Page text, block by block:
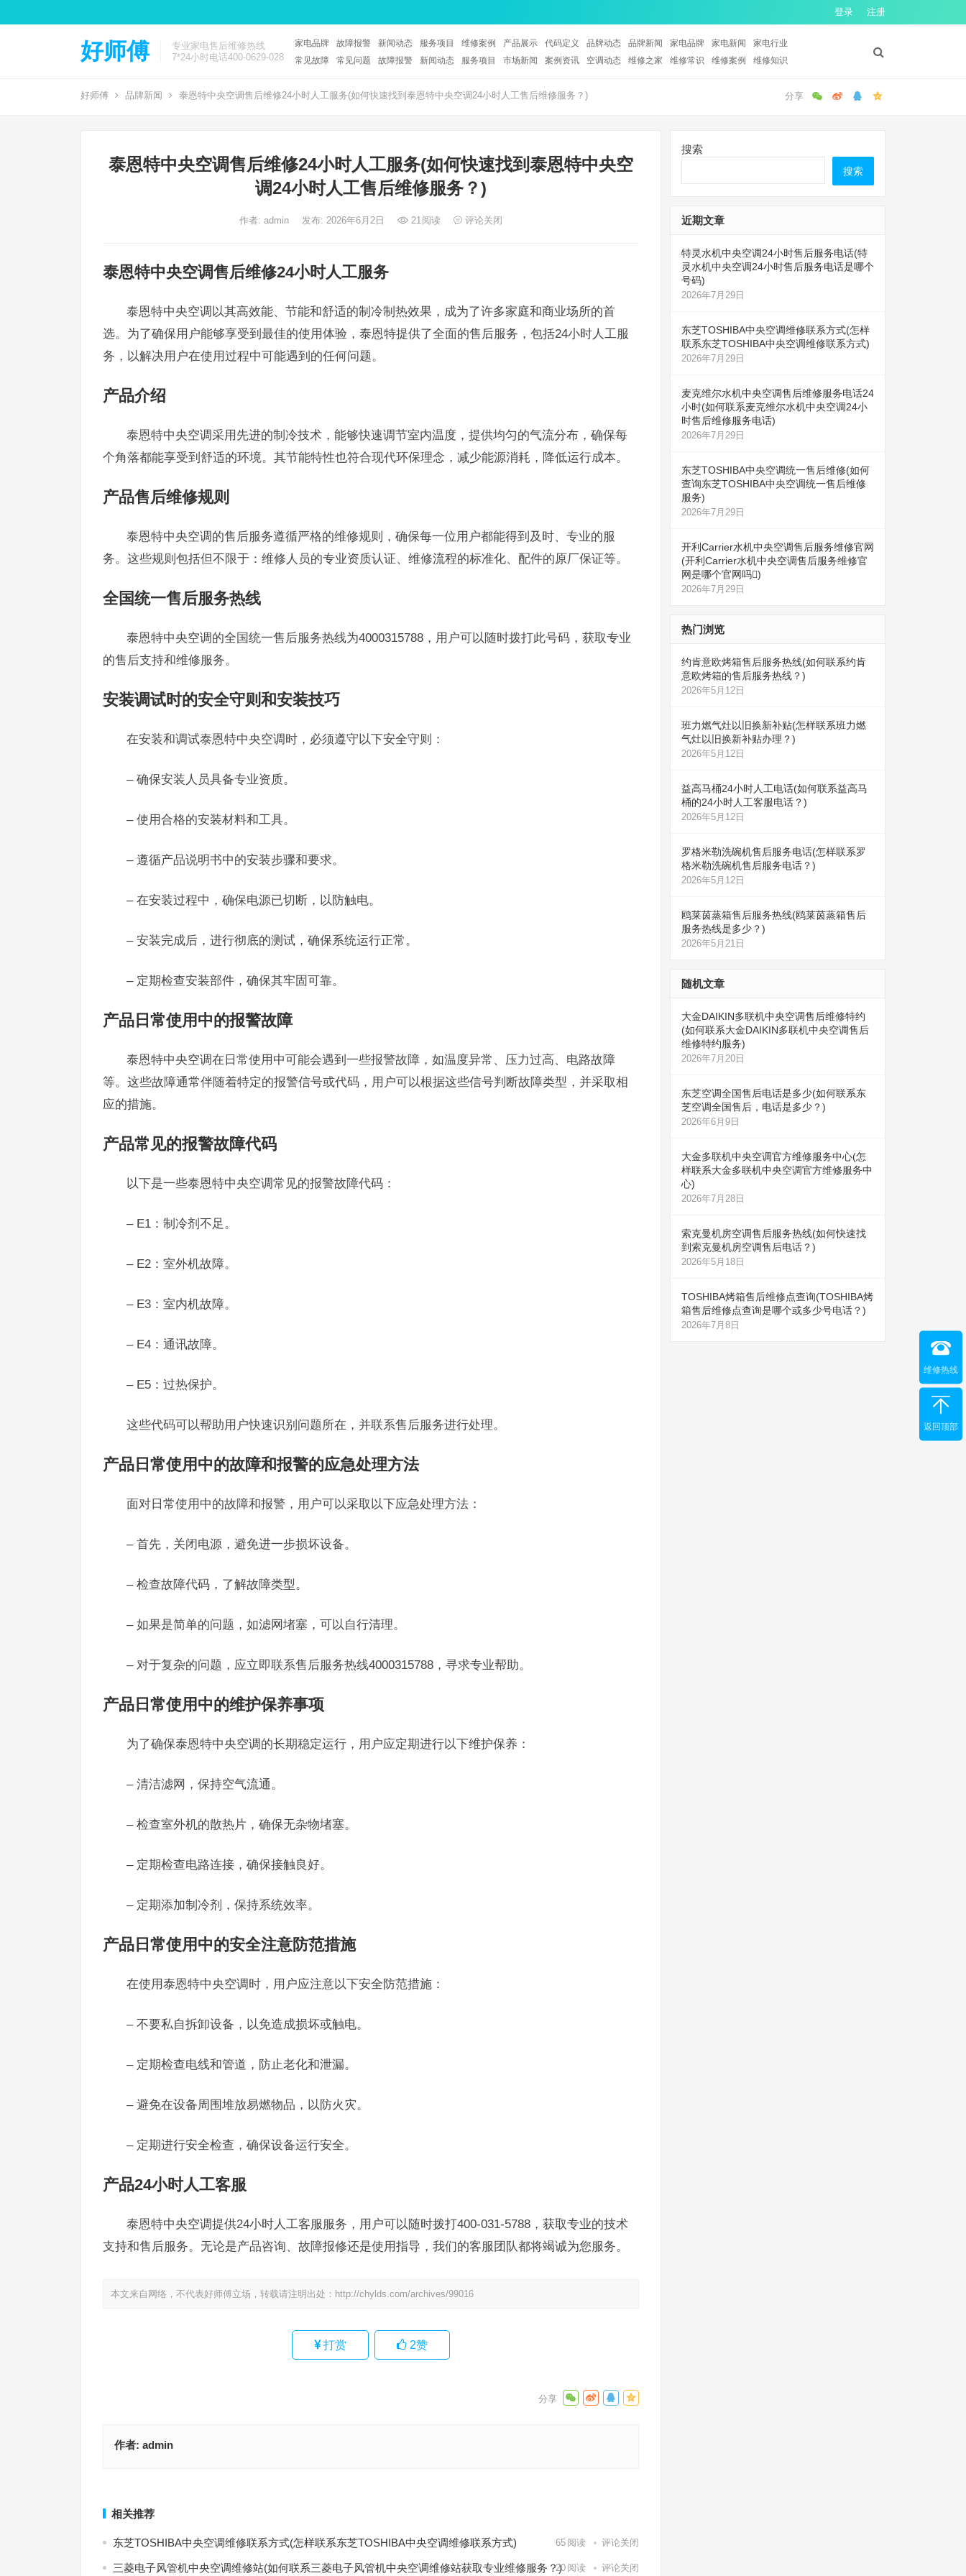
登录 注册
好师傅
专业家电售后维修热线
7*24小时电话400-0629-028
家电品牌 故障报警 新闻动态 服务项目 维修案例 产品展示 代码定义 品牌动态 品牌新闻 家电品牌 家电新闻
家电行业
常见故障
常见问题 故障报警 新闻动态 服务项目 市场新闻 案例资讯 空调动态 维修之家 维修常识 维修案例 维修知识
好师傅 品牌新闻 泰恩特中央空调售后维修24小时人工服务(如何快速找到泰恩特中央空调24小时人工售后维修服务？)
泰恩特中央空调售后维修24小时人工服务(如何快速找到泰恩特中央空
调24小时人工售后维修服务？)
作者: admin 发布: 2026年6月2日 21阅读 评论关闭
泰恩特中央空调售后维修24小时人工服务
泰恩特中央空调以其高效能、节能和舒适的制冷制热效果，成为了许多家庭和商业场所的首
选。为了确保用户能够享受到最佳的使用体验，泰恩特提供了全面的售后服务，包括24小时人工服
务，以解决用户在使用过程中可能遇到的任何问题。
产品介绍
泰恩特中央空调采用先进的制冷技术，能够快速调节室内温度，提供均匀的气流分布，确保每
个角落都能享受到舒适的环境。其节能特性也符合现代环保理念，减少能源消耗，降低运行成本。
产品售后维修规则
泰恩特中央空调的售后服务遵循严格的维修规则，确保每一位用户都能得到及时、专业的服
务。这些规则包括但不限于：维修人员的专业资质认证、维修流程的标准化、配件的原厂保证等。
全国统一售后服务热线
泰恩特中央空调的全国统一售后服务热线为4000315788，用户可以随时拨打此号码，获取专业
的售后支持和维修服务。
安装调试时的安全守则和安装技巧
在安装和调试泰恩特中央空调时，必须遵守以下安全守则：
– 确保安装人员具备专业资质。
– 使用合格的安装材料和工具。
– 遵循产品说明书中的安装步骤和要求。
– 在安装过程中，确保电源已切断，以防触电。
– 安装完成后，进行彻底的测试，确保系统运行正常。
– 定期检查安装部件，确保其牢固可靠。
产品日常使用中的报警故障
泰恩特中央空调在日常使用中可能会遇到一些报警故障，如温度异常、压力过高、电路故障
等。这些故障通常伴随着特定的报警信号或代码，用户可以根据这些信号判断故障类型，并采取相
应的措施。
产品常见的报警故障代码
以下是一些泰恩特中央空调常见的报警故障代码：
– E1：制冷剂不足。
– E2：室外机故障。
– E3：室内机故障。
– E4：通讯故障。
– E5：过热保护。
这些代码可以帮助用户快速识别问题所在，并联系售后服务进行处理。
产品日常使用中的故障和报警的应急处理方法
面对日常使用中的故障和报警，用户可以采取以下应急处理方法：
– 首先，关闭电源，避免进一步损坏设备。
– 检查故障代码，了解故障类型。
– 如果是简单的问题，如滤网堵塞，可以自行清理。
– 对于复杂的问题，应立即联系售后服务热线4000315788，寻求专业帮助。
产品日常使用中的维护保养事项
为了确保泰恩特中央空调的长期稳定运行，用户应定期进行以下维护保养：
– 清洁滤网，保持空气流通。
– 检查室外机的散热片，确保无杂物堵塞。
– 定期检查电路连接，确保接触良好。
– 定期添加制冷剂，保持系统效率。
产品日常使用中的安全注意防范措施
在使用泰恩特中央空调时，用户应注意以下安全防范措施：
– 不要私自拆卸设备，以免造成损坏或触电。
– 定期检查电线和管道，防止老化和泄漏。
– 避免在设备周围堆放易燃物品，以防火灾。
– 定期进行安全检查，确保设备运行安全。
产品24小时人工客服
泰恩特中央空调提供24小时人工客服服务，用户可以随时拨打400-031-5788，获取专业的技术
支持和售后服务。无论是产品咨询、故障报修还是使用指导，我们的客服团队都将竭诚为您服务。
本文来自网络，不代表好师傅立场，转载请注明出处： http://chylds.com/archives/99016
打赏 2赞
作者: admin
相关推荐
东芝TOSHIBA中央空调维修联系方式(怎样联系东芝TOSHIBA中央空调维修联系方式) 65 阅读 评论关闭
三菱电子风管机中央空调维修站(如何联系三菱电子风管机中央空调维修站获取专业维修服务？)20 阅读 评论关闭
搜索
搜索
近期文章
特灵水机中央空调24小时售后服务电话(特
灵水机中央空调24小时售后服务电话是哪个
号码)
2026年7月29日
东芝TOSHIBA中央空调维修联系方式(怎样
联系东芝TOSHIBA中央空调维修联系方式)
2026年7月29日
麦克维尔水机中央空调售后维修服务电话24
小时(如何联系麦克维尔水机中央空调24小
时售后维修服务电话)
2026年7月29日
东芝TOSHIBA中央空调统一售后维修(如何
查询东芝TOSHIBA中央空调统一售后维修
服务)
2026年7月29日
开利Carrier水机中央空调售后服务维修官网
(开利Carrier水机中央空调售后服务维修官
网是哪个官网吗)
2026年7月29日
热门浏览
约肯意欧烤箱售后服务热线(如何联系约肯
意欧烤箱的售后服务热线？)
2026年5月12日
班力燃气灶以旧换新补贴(怎样联系班力燃
气灶以旧换新补贴办理？)
2026年5月12日
益高马桶24小时人工电话(如何联系益高马
桶的24小时人工客服电话？)
2026年5月12日
罗格米勒洗碗机售后服务电话(怎样联系罗
格米勒洗碗机售后服务电话？)
2026年5月12日
鸥莱茵蒸箱售后服务热线(鸥莱茵蒸箱售后
服务热线是多少？)
2026年5月21日
随机文章
大金DAIKIN多联机中央空调售后维修特约
(如何联系大金DAIKIN多联机中央空调售后
维修特约服务)
2026年7月20日
东芝空调全国售后电话是多少(如何联系东
芝空调全国售后，电话是多少？)
2026年6月9日
大金多联机中央空调官方维修服务中心(怎
样联系大金多联机中央空调官方维修服务中
心)
2026年7月28日
索克曼机房空调售后服务热线(如何快速找
到索克曼机房空调售后电话？)
2026年5月18日
TOSHIBA烤箱售后维修点查询(TOSHIBA烤
箱售后维修点查询是哪个或多少号电话？)
2026年7月8日
维修热线
返回顶部